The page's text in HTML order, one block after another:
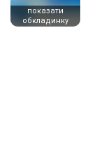
показати
обкладинку